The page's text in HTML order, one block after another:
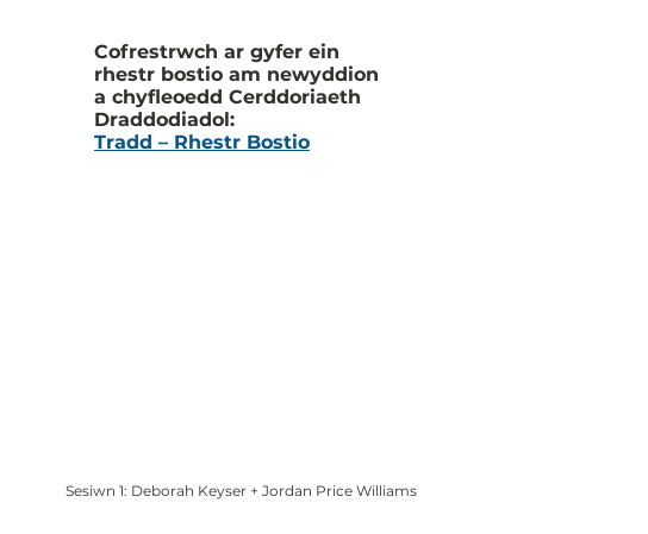
Cofrestrwch ar gyfer ein
rhestr bostio am newyddion
a chyfleoedd Cerddoriaeth
Draddodiadol:
Tradd – Rhestr Bostio
Sesiwn 1: Deborah Keyser + Jordan Price Williams